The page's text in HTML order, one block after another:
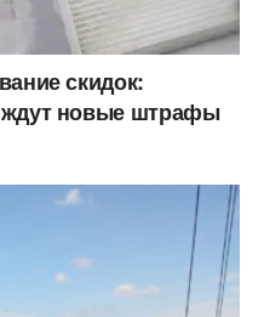
скидок:
ждут новые штрафы